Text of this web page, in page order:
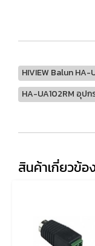
HIVIEW Balun HA-
HA-UA102RM อุ
สินค้าเกี่ยวข้อ